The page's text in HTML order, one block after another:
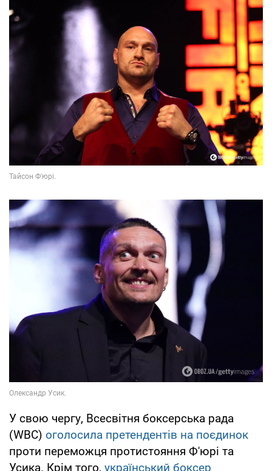
У свою чергу, Всесвітня боксерська рада
(WBC) оголосила претендентів на поєдинок
проти переможця протистояння Ф'юрі та
Усика. Крім того, український боксер